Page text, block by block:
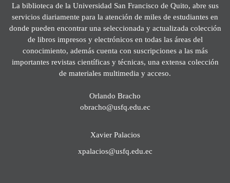
La biblioteca de la Universidad San Francisco de Quito, abre sus
servicios diariamente para la atención de miles de estudiantes en
donde pueden encontrar una seleccionada y actualizada colección
de libros impresos y electrónicos en todas las áreas del
conocimiento, además cuenta con suscripciones a las más
importantes revistas científicas y técnicas, una extensa colección
de materiales multimedia y acceso.
Orlando Bracho
obracho@usfq.edu.ec
Xavier Palacios
xpalacios@usfq.edu.ec